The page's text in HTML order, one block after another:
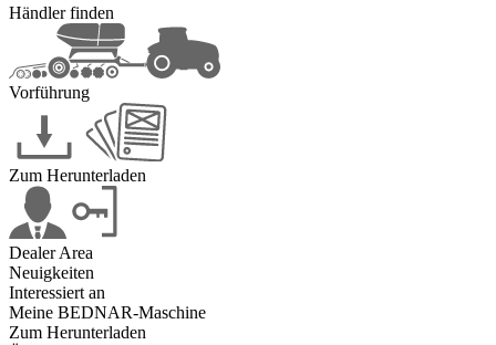
Händler finden
Vorführung
Zum Herunterladen
Dealer Area
Neuigkeiten
Interessiert an
Meine BEDNAR-Maschine
Zum Herunterladen